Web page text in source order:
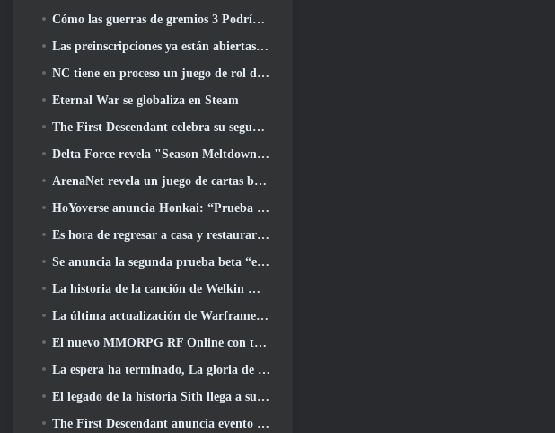
Cómo las guerras de gremios 3 Podría estar buscando innovar en el espacio MMO
Las preinscripciones ya están abiertas para MIRESI de Smilegate: Futuro invisible
NC tiene en proceso un juego de rol de Magical Girl con un estilo artístico inspirado en el anime de los 90
Eternal War se globaliza en Steam
The First Descendant celebra su segundo aniversario con Descendant Fest 2026 Arroyo
Delta Force revela "Season Meltdown", Anuncia la colaboración de Rainbow Six Siege
ArenaNet revela un juego de cartas basado en Guild Wars, Atado a la niebla
HoYoverse anuncia Honkai: “Prueba de evolución” del anime Nexus
Es hora de regresar a casa y restaurar el dichoso retiro donde se encuentran los vientos
Se anuncia la segunda prueba beta “exclusiva” para los tomadores de tiempo del shooter de supervivencia en equipo
La historia de la canción de Welkin Moon de Genshin Impact llega y termina.. en la luna
La última actualización de Warframe celebra a todos los papás espaciales
El nuevo MMORPG RF Online con temática mecánica de Netmarble se lanza a nivel mundial
La espera ha terminado, La gloria de los derrotados ha regresado
El legado de la historia Sith llega a su conclusión hoy en la última actualización de SWTOR
The First Descendant anuncia evento de colaboración EVANGELION